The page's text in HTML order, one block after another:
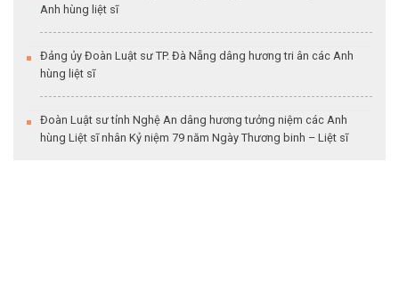
Anh hùng liệt sĩ
Đảng ủy Đoàn Luật sư TP. Đà Nẵng dâng hương tri ân các Anh
hùng liệt sĩ
Đoàn Luật sư tỉnh Nghệ An dâng hương tưởng niệm các Anh
hùng Liệt sĩ nhân Kỷ niệm 79 năm Ngày Thương binh – Liệt sĩ